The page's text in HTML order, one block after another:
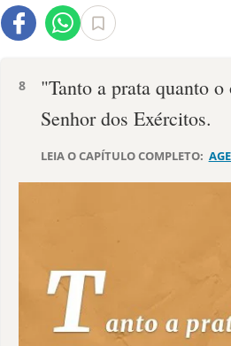
8
"Tanto a prata quanto
Senhor dos Exércitos.
LEIA O CAPÍTULO COMPLETO: